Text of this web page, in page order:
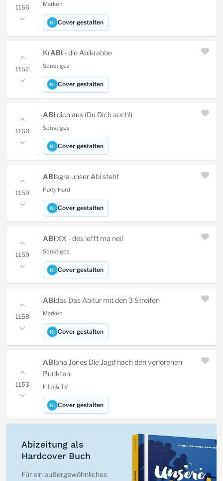
1166 Marken
KI Cover gestalten
1162
KrABI- die Abikrabbe
Sonstiges
KI Cover gestalten
1160
ABIdich aus (Du Dich auch!)
Sonstiges
KI Cover gestalten
1159
ABIagra unser Abi steht
Party Hard
KI Cover gestalten
1159
ABIXX - des lefft ma nei!
Sonstiges
KI Cover gestalten
1158
ABIdas Das Abitur mit den 3 Streifen
Marken
KI Cover gestalten
1153
ABIana Jones Die Jagd nach den verlorenen
Punkten
Film & TV
KI Cover gestalten
Abizeitung als
Hardcover Buch
Für ein außergewöhnliches